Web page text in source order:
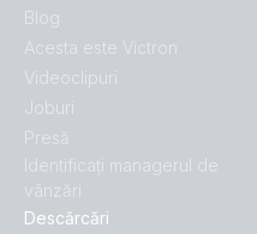
Descărcări
Blog
Acesta este Victron
Videoclipuri
Joburi
Presă
Identificați managerul de
vânzări